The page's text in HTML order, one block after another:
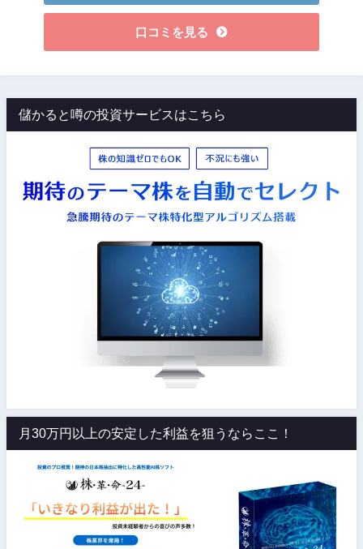
口コミを見る
儲かると噂の投資サービスはこちら
月30万円以上の安定した利益を狙うならここ！